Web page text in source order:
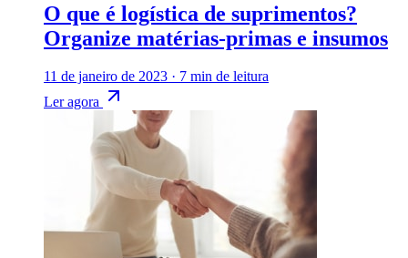
O que é logística de suprimentos?
Organize matérias-primas e insumos
11 de janeiro de 2023 · 7 min de leitura
Ler agora